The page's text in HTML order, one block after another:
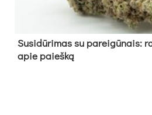
Su­si­dū­ri­mas su pa­rei­gū­nais:
apie paieš­ką